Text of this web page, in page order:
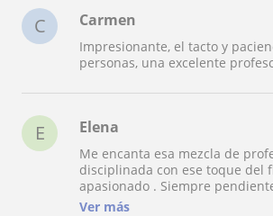
C Carmen
Impresionante, el tacto y
personas, una excelente
E Elena
Me encanta esa mezcla de
disciplinada con ese toque del
apasionado . Siempre
pero muy adorable como
Ver más